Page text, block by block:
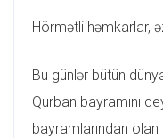
Hörmətli həmkarlar,
Bu günlər bütün
Qurban bayramını
bayramlarından olan